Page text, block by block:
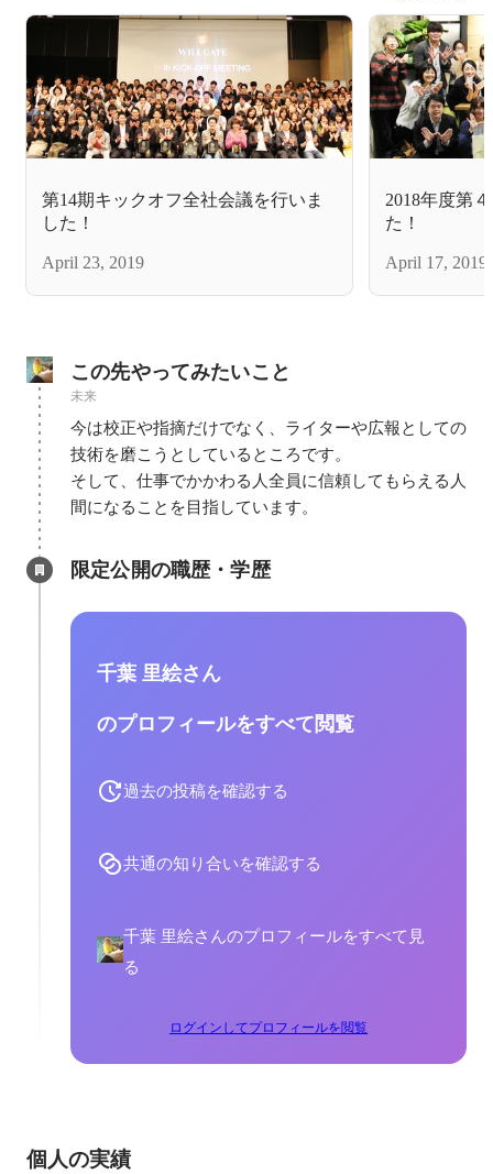
第14期キックオフ全社会議を行いま
した！
April 23, 2019
2018年度第
た！
April 17, 2019
この先やってみたいこと
未来
今は校正や指摘だけでなく、ライターや広報としての
技術を磨こうとしているところです。
そして、仕事でかかわる人全員に信頼してもらえる人
間になることを目指しています。
限定公開の職歴・学歴
千葉 里絵さん
のプロフィールをすべて閲覧
過去の投稿を確認する
共通の知り合いを確認する
千葉 里絵さんのプロフィールをすべて見
る
ログインしてプロフィールを閲覧
個人の実績